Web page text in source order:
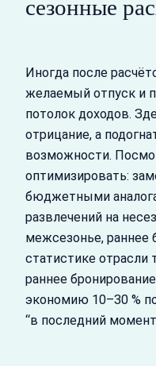
сезонные
Иногда после
желаемый отпуск и
потолок доходов.
отрицание, а
возможности.
оптимизировать:
бюджетными
развлечений на
межсезонье, раннее
статистике отрасли
раннее
экономию 10–30 %
“в последний